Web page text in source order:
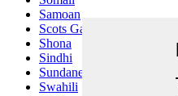
Samoan
Scots Gaelic
Shona
Sindhi
Sundanese
Swahili